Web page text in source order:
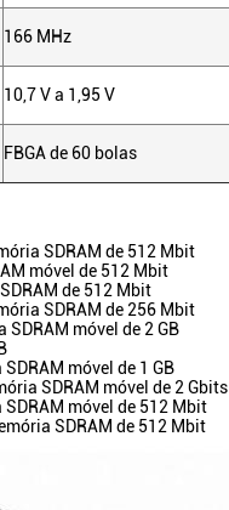
166 MHz
10,7 V a 1,95 V
FBGA de 60 bolas
SDRAM de 512 Mbit
móvel de 512 Mbit
de 512 Mbit
SDRAM de 256 Mbit
SDRAM móvel de 2 GB
móvel de 1 GB
SDRAM móvel de 2 Gbits
móvel de 512 Mbit
SDRAM de 512 Mbit